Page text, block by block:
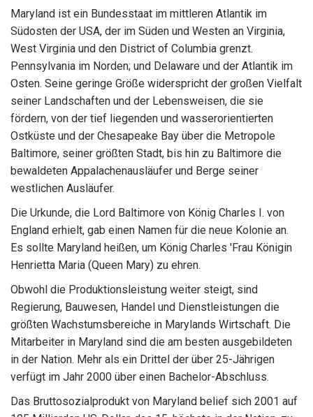
Maryland ist ein Bundesstaat im mittleren Atlantik im
Südosten der USA, der im Süden und Westen an Virginia,
West Virginia und den District of Columbia grenzt.
Pennsylvania im Norden; und Delaware und der Atlantik im
Osten. Seine geringe Größe widerspricht der großen Vielfalt
seiner Landschaften und der Lebensweisen, die sie
fördern, von der tief liegenden und wasserorientierten
Ostküste und der Chesapeake Bay über die Metropole
Baltimore, seiner größten Stadt, bis hin zu Baltimore die
bewaldeten Appalachenausläufer und Berge seiner
westlichen Ausläufer.
Die Urkunde, die Lord Baltimore von König Charles I. von
England erhielt, gab einen Namen für die neue Kolonie an.
Es sollte Maryland heißen, um König Charles 'Frau Königin
Henrietta Maria (Queen Mary) zu ehren.
Obwohl die Produktionsleistung weiter steigt, sind
Regierung, Bauwesen, Handel und Dienstleistungen die
größten Wachstumsbereiche in Marylands Wirtschaft. Die
Mitarbeiter in Maryland sind die am besten ausgebildeten
in der Nation. Mehr als ein Drittel der über 25-Jährigen
verfügt im Jahr 2000 über einen Bachelor-Abschluss.
Das Bruttosozialprodukt von Maryland belief sich 2001 auf